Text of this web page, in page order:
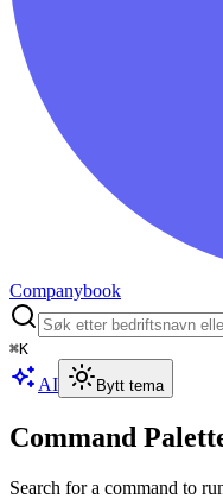
Companybook
⌘K
AI Bytt tema
Command
Search for a command to